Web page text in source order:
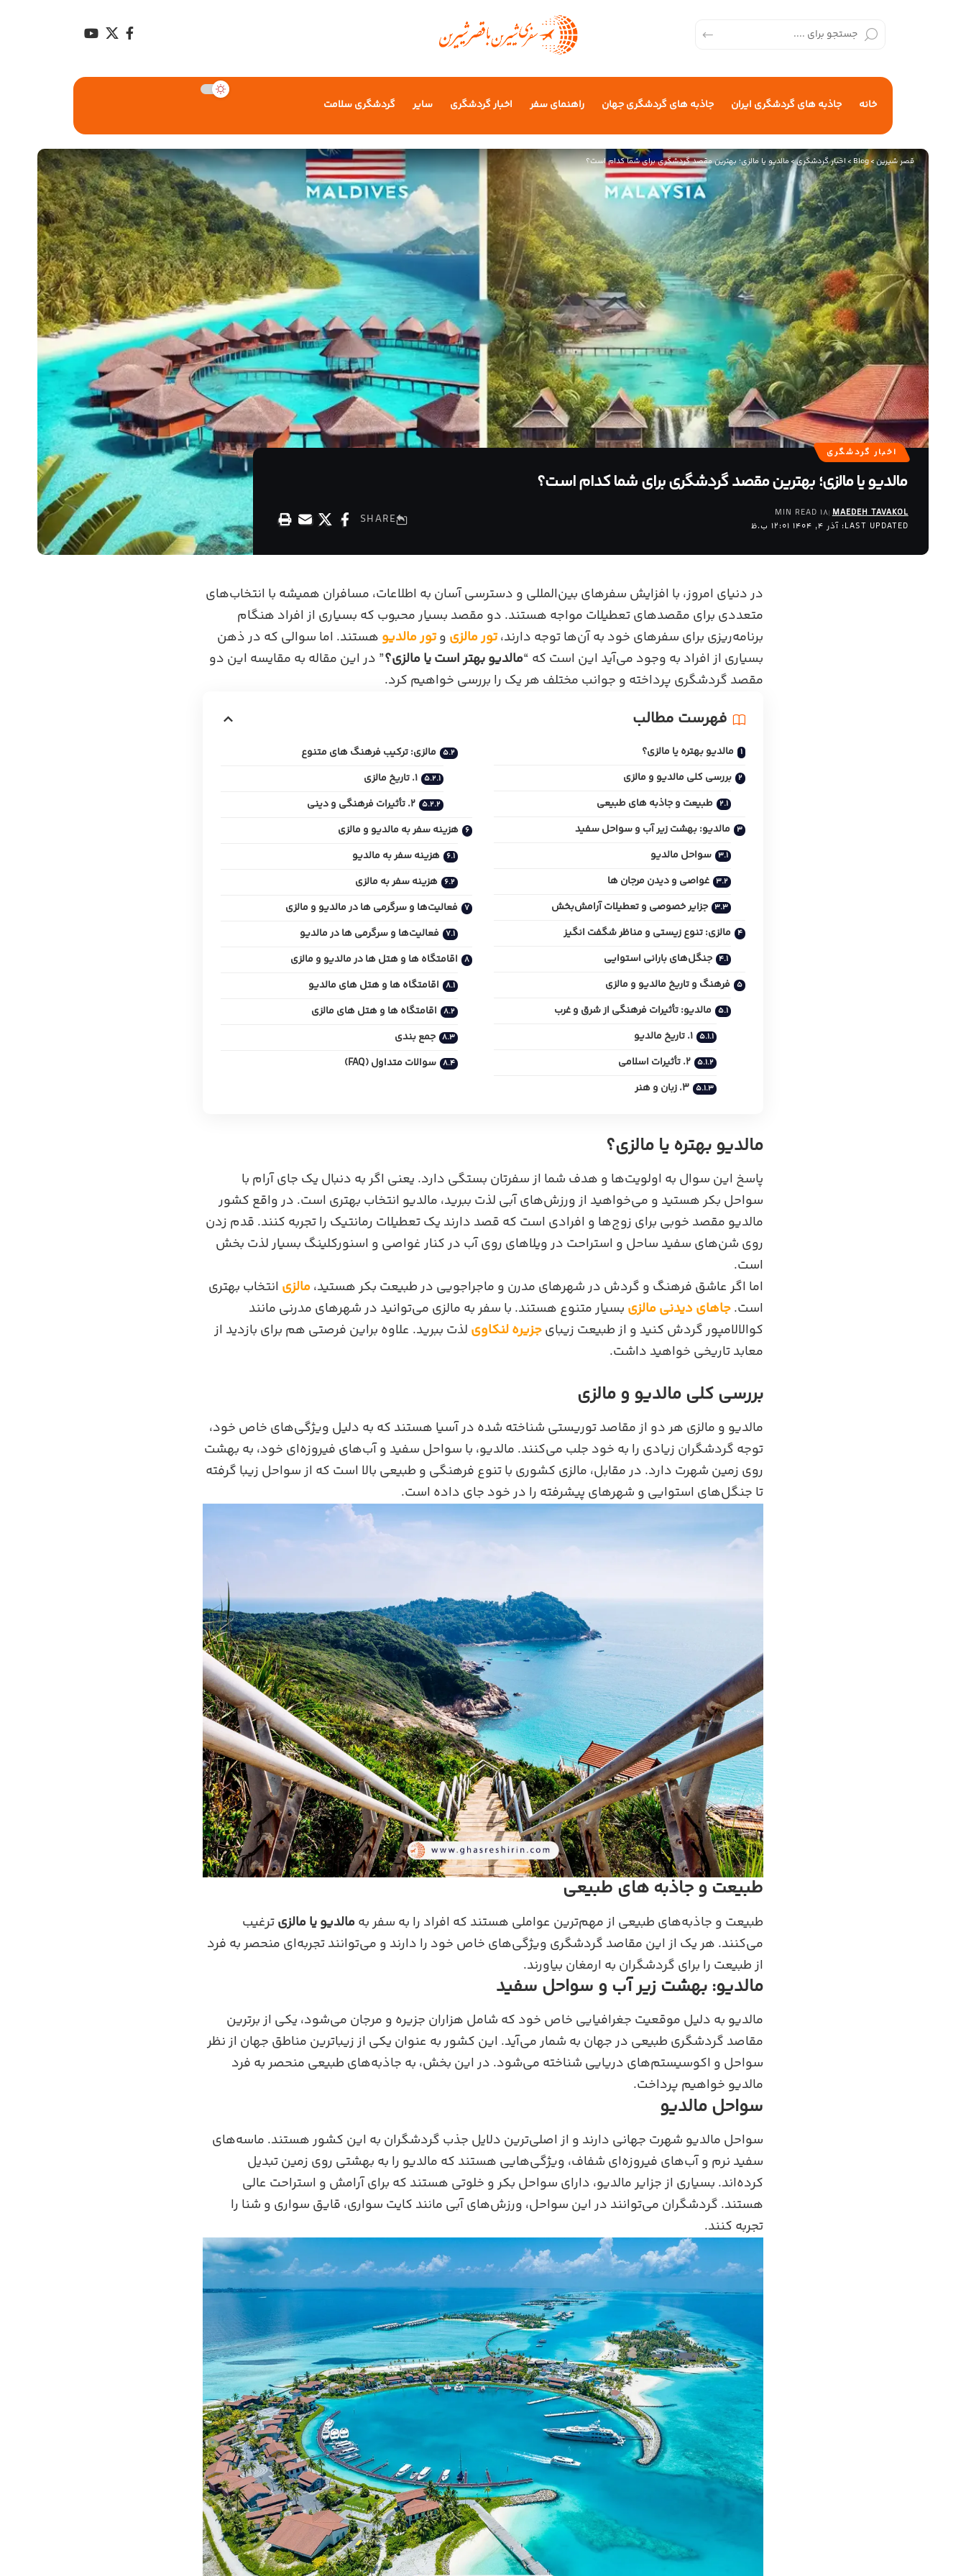
خانه جاذبه های گردشگری ایران جاذبه های گردشگری جهان راهنمای سفر اخبار گردشگری سایر گردشگری سلامت
قصر شیرین>
Blog
>اخبار گردشگری>مالدیو یا مالزی؛ بهترین مقصد گردشگری برای شما کدام است؟
اخبار گردشگری
مالدیو یا مالزی؛ بهترین مقصد گردشگری برای شما کدام است؟
LAST UPDATED: آذر 4, 1404 12:01 ب.ظ
MAEDEH TAVAKOL
18 MIN READ
SHARE
در دنیای امروز، با افزایش سفرهای بین‌المللی و دسترسی آسان به اطلاعات، مسافران همیشه با انتخاب‌های
متعددی برای مقصدهای تعطیلات مواجه هستند. دو مقصد بسیار محبوب که بسیاری از افراد هنگام
برنامه‌ریزی برای سفرهای خود به آن‌ها توجه دارند،تور مالزی وتور مالدیو هستند. اما سوالی که در ذهن
بسیاری از افراد به وجود می‌آید این است که “مالدیو بهتر است یا مالزی؟” در این مقاله به مقایسه این دو
مقصد گردشگری پرداخته و جوانب مختلف هر یک را بررسی خواهیم کرد.
فهرست مطالب
مالدیو بهتره یا مالزی؟
بررسی کلی مالدیو و مالزی
طبیعت و جاذبه‌ های طبیعی
مالدیو: بهشت زیر آب و سواحل سفید
سواحل مالدیو
غواصی و دیدن مرجان‌ ها
جزایر خصوصی و تعطیلات آرامش‌بخش
مالزی: تنوع زیستی و مناظر شگفت‌ انگیز
جنگل‌های بارانی استوایی
فرهنگ و تاریخ مالدیو و مالزی
مالدیو: تأثیرات فرهنگی از شرق و غرب
۱. تاریخ مالدیو
۲. تأثیرات اسلامی
۳. زبان و هنر
مالزی: ترکیب فرهنگ های متنوع
۱. تاریخ مالزی
۲. تأثیرات فرهنگی و دینی
هزینه سفر به مالدیو و مالزی
هزینه سفر به مالدیو
هزینه سفر به مالزی
فعالیت‌ها و سرگرمی ها در مالدیو و مالزی
فعالیت‌ها و سرگرمی‌ ها در مالدیو
اقامتگاه ها و هتل ها در مالدیو و مالزی
اقامتگاه ها و هتل های مالدیو
اقامتگاه ها و هتل های مالزی
جمع بندی
سوالات متداول (FAQ)
مالدیو بهتره یا مالزی؟
پاسخ این سوال به اولویت‌ها و هدف شما از سفرتان بستگی دارد. یعنی اگر به دنبال یک جای آرام با
سواحل بکر هستید و می‌خواهید از ورزش‌های آبی لذت ببرید، مالدیو انتخاب بهتری است. در واقع کشور
مالدیو مقصد خوبی برای زوج‌ها و افرادی است که قصد دارند یک تعطیلات رمانتیک را تجربه کنند. قدم زدن
روی شن‌های سفید ساحل و استراحت در ویلاهای روی آب در کنار غواصی و اسنورکلینگ بسیار لذت بخش
است.
اما اگر عاشق فرهنگ و گردش در شهرهای مدرن و ماجراجویی در طبیعت بکر هستید،مالزی انتخاب بهتری
است.جاهای دیدنی مالزی بسیار متنوع‌ هستند. با سفر به مالزی می‌توانید در شهرهای مدرنی مانند
کوالالامپور گردش کنید و از طبیعت زیبایجزیره لنکاوی لذت ببرید. علاوه براین فرصتی هم برای بازدید از
معابد تاریخی خواهید داشت.
بررسی کلی مالدیو و مالزی
مالدیو و مالزی هر دو از مقاصد توریستی شناخته شده در آسیا هستند که به دلیل ویژگی‌های خاص خود،
توجه گردشگران زیادی را به خود جلب می‌کنند. مالدیو، با سواحل سفید و آب‌های فیروزه‌ای خود، به بهشت
روی زمین شهرت دارد. در مقابل، مالزی کشوری با تنوع فرهنگی و طبیعی بالا است که از سواحل زیبا گرفته
تا جنگل‌های استوایی و شهرهای پیشرفته را در خود جای داده است.
طبیعت و جاذبه‌ های طبیعی
طبیعت و جاذبه‌های طبیعی از مهم‌ترین عواملی هستند که افراد را به سفر بهمالدیو یا مالزیترغیب
می‌کنند. هر یک از این مقاصد گردشگری ویژگی‌های خاص خود را دارند و می‌توانند تجربه‌ای منحصر به فرد
از طبیعت را برای گردشگران به ارمغان بیاورند.
مالدیو: بهشت زیر آب و سواحل سفید
مالدیو به دلیل موقعیت جغرافیایی خاص خود که شامل هزاران جزیره و مرجان می‌شود، یکی از برترین
مقاصد گردشگری طبیعی در جهان به شمار می‌آید. این کشور به عنوان یکی از زیباترین مناطق جهان از نظر
سواحل و اکوسیستم‌های دریایی شناخته می‌شود. در این بخش، به جاذبه‌های طبیعی منحصر به فرد
مالدیو خواهیم پرداخت.
سواحل مالدیو
سواحل مالدیو شهرت جهانی دارند و از اصلی‌ترین دلایل جذب گردشگران به این کشور هستند. ماسه‌های
سفید نرم و آب‌های فیروزه‌ای شفاف، ویژگی‌هایی هستند که مالدیو را به بهشتی روی زمین تبدیل
کرده‌اند. بسیاری از جزایر مالدیو، دارای سواحل بکر و خلوتی هستند که برای آرامش و استراحت عالی
هستند. گردشگران می‌توانند در این سواحل، ورزش‌های آبی مانند کایت سواری، قایق سواری و شنا را
تجربه کنند.